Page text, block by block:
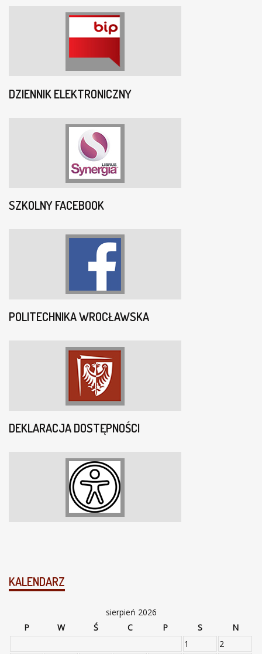
DZIENNIK ELEKTRONICZNY
SZKOLNY FACEBOOK
POLITECHNIKA WROCŁAWSKA
DEKLARACJA DOSTĘPNOŚCI
KALENDARZ
sierpień 2026
P
W Ś C P S
N
1
2